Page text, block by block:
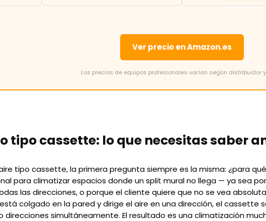
Ver precio en Amazon.es
Los precios de equipos profesionales varían según distribuidor
tipo cassette: lo que necesitas saber
tipo cassette, la primera pregunta siempre es la misma: ¿para
para climatizar espacios donde un split mural no llega — ya sea
las direcciones, o porque el cliente quiere que no se vea
colgado en la pared y dirige el aire en una dirección, el
direcciones simultáneamente. El resultado es una climatización